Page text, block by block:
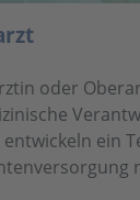
oder
ein